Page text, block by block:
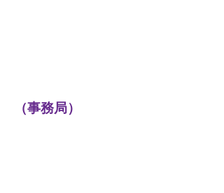
（事務局）